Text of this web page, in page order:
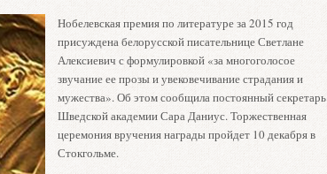
Нобелевская премия по литературе за 2015 год
присуждена белорусской писательнице Светлане
Алексиевич с формулировкой «за многоголосое
звучание ее прозы и увековечивание страдания и
мужества». Об этом сообщила постоянный секретарь
Шведской академии Сара Даниус. Торжественная
церемония вручения награды пройдет 10 декабря в
Стокгольме.